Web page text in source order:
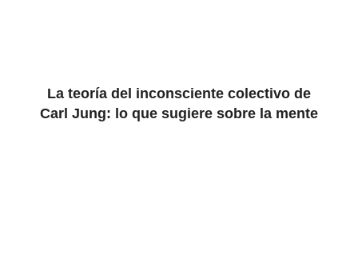
La teoría del inconsciente colectivo de
Carl Jung: lo que sugiere sobre la mente